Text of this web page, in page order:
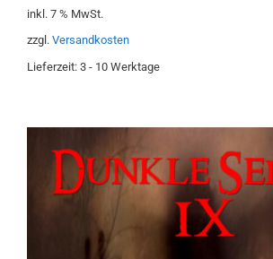
n
inkl. 7 % MwSt.
zzgl. Versandkosten
Lieferzeit: 3 - 10 Werktage